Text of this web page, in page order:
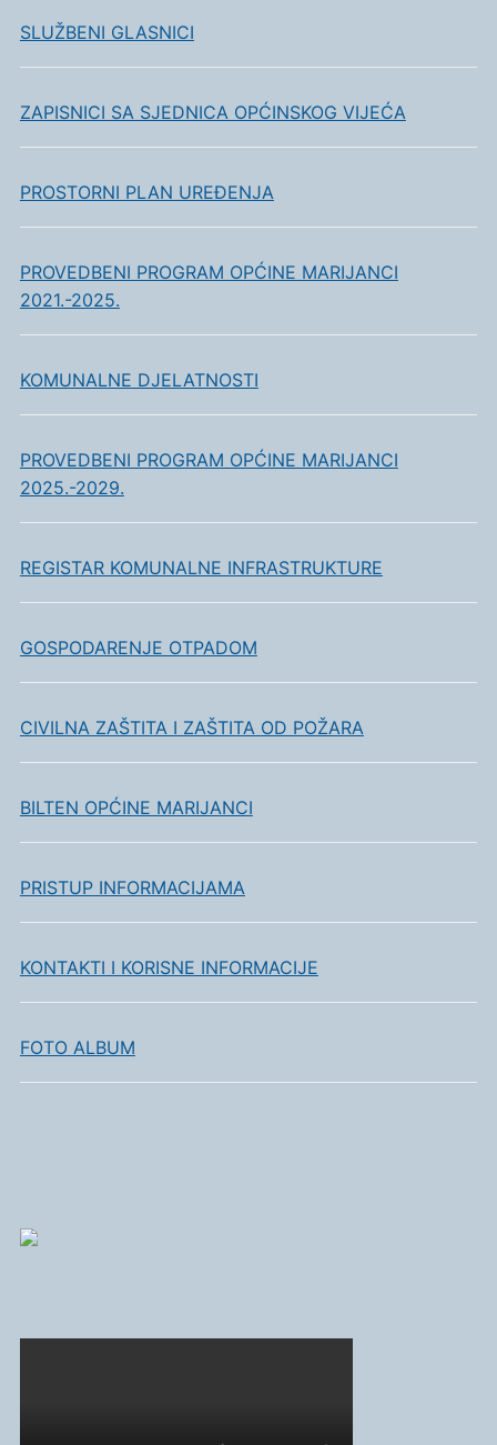
SLUŽBENI GLASNICI
ZAPISNICI SA SJEDNICA OPĆINSKOG VIJEĆA
PROSTORNI PLAN UREĐENJA
PROVEDBENI PROGRAM OPĆINE MARIJANCI
2021.-2025.
KOMUNALNE DJELATNOSTI
PROVEDBENI PROGRAM OPĆINE MARIJANCI
2025.-2029.
REGISTAR KOMUNALNE INFRASTRUKTURE
GOSPODARENJE OTPADOM
CIVILNA ZAŠTITA I ZAŠTITA OD POŽARA
BILTEN OPĆINE MARIJANCI
PRISTUP INFORMACIJAMA
KONTAKTI I KORISNE INFORMACIJE
FOTO ALBUM